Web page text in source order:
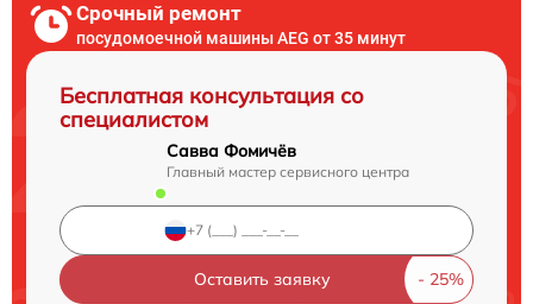
Срочный ремонт
посудомоечной машины AEG от 35 минут
Бесплатная консультация со
специалистом
Савва Фомичёв
Главный мастер сервисного центра
Оставить заявку